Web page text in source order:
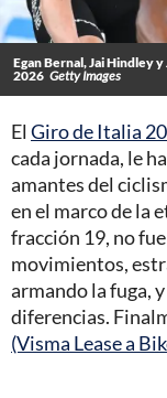
Egan Bernal, Jai Hindley
2026 Getty Images
El Giro de Italia
cada jornada, le
amantes del
en el marco de la
fracción 19, no
movimientos,
armando la fuga,
diferencias.
(Visma Lease a